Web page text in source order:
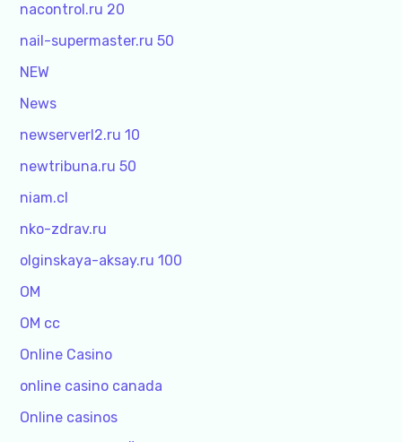
nacontrol.ru 20
nail-supermaster.ru 50
NEW
News
newserverl2.ru 10
newtribuna.ru 50
niam.cl
nko-zdrav.ru
olginskaya-aksay.ru 100
OM
OM cc
Online Casino
online casino canada
Online casinos